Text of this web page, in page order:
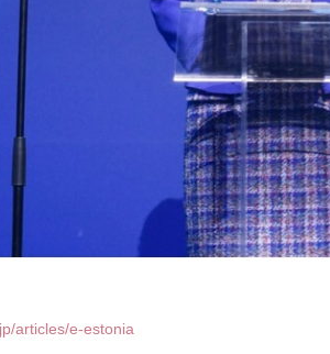
articles/e-estonia